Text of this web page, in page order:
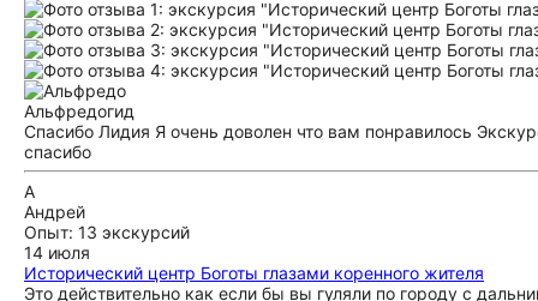
Альфредогид
Спасибо Лидия Я очень доволен что вам понравилось
спасибо
А
Андрей
Опыт: 13 экскурсий
14 июля
Исторический центр Боготы глазами коренного жителя
Это действительно как если бы вы гуляли по городу с